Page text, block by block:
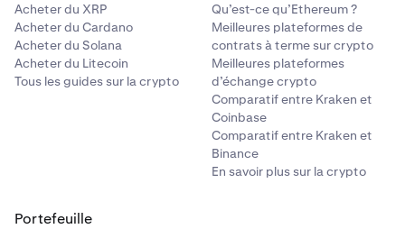
Acheter du XRP
Acheter du Cardano
Acheter du Solana
Acheter du Litecoin
Tous les guides sur la crypto
Qu’est-ce qu’Ethereum ?
Meilleures plateformes de
contrats à terme sur crypto
Meilleures plateformes
d’échange crypto
Comparatif entre Kraken et
Coinbase
Comparatif entre Kraken et
Binance
En savoir plus sur la crypto
Portefeuille